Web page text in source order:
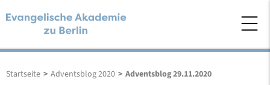
Startseite > Adventsblog 2020 > Adventsblog 29.11.2020